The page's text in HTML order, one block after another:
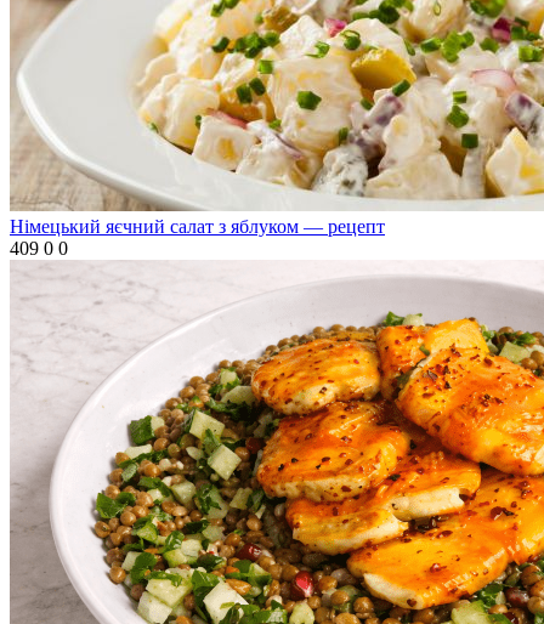
Німецький яєчний салат з яблуком — рецепт
409 0 0